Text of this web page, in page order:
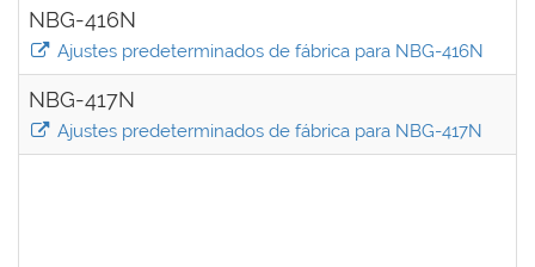
NBG-416N
Ajustes predeterminados de fábrica para NBG-416N
NBG-417N
Ajustes predeterminados de fábrica para NBG-417N